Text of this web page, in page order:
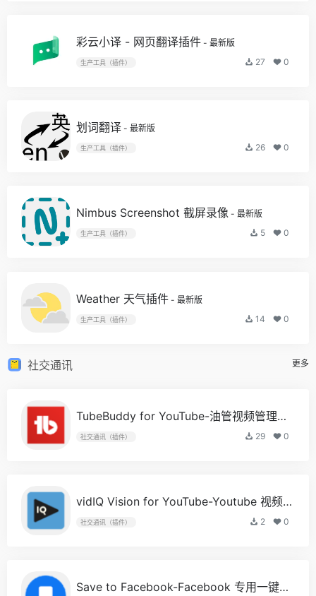
彩云小译 - 网页翻译插件 - 最新版
生产工具（插件） 27 0
划词翻译 - 最新版
生产工具（插件） 26 0
Nimbus Screenshot 截屏录像 - 最新版
生产工具（插件） 5 0
Weather 天气插件 - 最新版
生产工具（插件） 14 0
社交通讯 更多
TubeBuddy for YouTube-油管视频管理工具
社交通讯（插件） 29 0
vidIQ Vision for YouTube-Youtube 视频数据分析工具
社交通讯（插件） 2 0
Save to Facebook-Facebook 专用一键收藏插件